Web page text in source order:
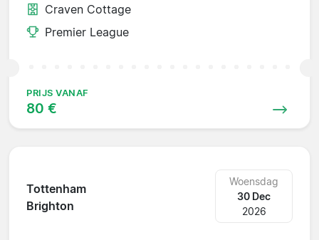
Craven Cottage
Premier League
PRIJS VANAF
80 €
Tottenham
Brighton
Woensdag
30 Dec
2026